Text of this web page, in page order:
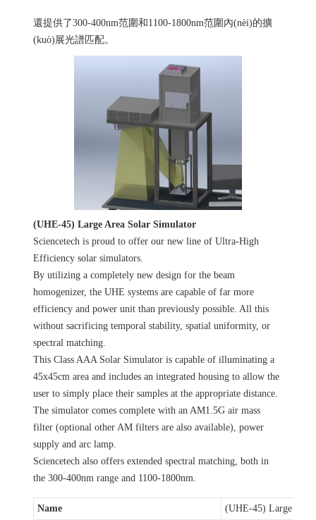
還提供了300-400nm范圍和1100-1800nm范圍內(nèi)的擴
(kuò)展光譜匹配。
(UHE-45) Large Area Solar Simulator
Sciencetech is proud to offer our new line of Ultra-High
Efficiency solar simulators.
By utilizing a completely new design for the beam
homogenizer, the UHE systems are capable of far more
efficiency and power unit than previously possible. All this
without sacrificing temporal stability, spatial uniformity, or
spectral matching.
This Class AAA Solar Simulator is capable of illuminating a
45x45cm area and includes an integrated housing to allow the
user to simply place their samples at the appropriate distance.
The simulator comes complete with an AM1.5G air mass
filter (optional other AM filters are also available), power
supply and arc lamp.
Sciencetech also offers extended spectral matching, both in
the 300-400nm range and 1100-1800nm.
Name (UHE-45) Large